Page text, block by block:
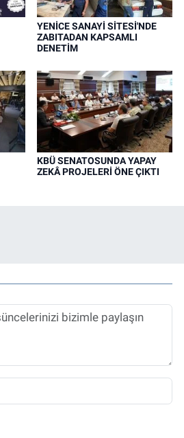
YENİCE SANAYİ SİTESİ'NDE
ZABITADAN KAPSAMLI
DENETİM
KBÜ SENATOSUNDA YAPAY
ZEKÂ PROJELERİ ÖNE ÇIKTI